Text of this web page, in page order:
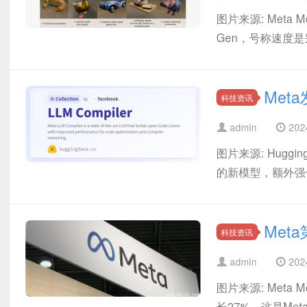
图片来源: Meta
Gen，号称速度
科技资讯 Meta
admin
图片来源:
的新模型，额外
科技资讯 Meta
admin
图片来源: Meta